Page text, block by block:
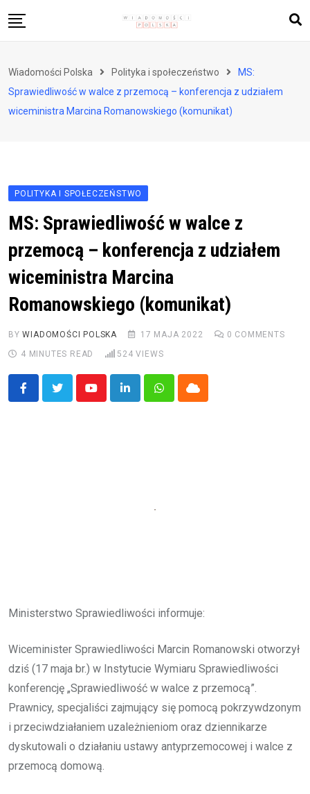
to
Zdrowie i styl życia
Polityka i społeczeństwo
Wiadomości Polska Polityka i społeczeństwo
MS:
Sprawiedliwość w walce z przemocą – konferencja z udziałem
wiceministra Marcina Romanowskiego (komunikat)
POLITYKA I SPOŁECZEŃSTWO
MS: Sprawiedliwość w walce z
przemocą – konferencja z udziałem
wiceministra Marcina
Romanowskiego (komunikat)
BYWIADOMOŚCI POLSKA 17 MAJA 2022 0 COMMENTS
4 MINUTES READ
524 VIEWS
YoutubeLinkedInWhatsappCloud
Ministerstwo Sprawiedliwości informuje:
Wiceminister Sprawiedliwości Marcin Romanowski otworzył
dziś (17 maja br.) w Instytucie Wymiaru Sprawiedliwości
konferencję „Sprawiedliwość w walce z przemocą”.
Prawnicy, specjaliści zajmujący się pomocą pokrzywdzonym
i przeciwdziałaniem uzależnieniom oraz dziennikarze
dyskutowali o działaniu ustawy antyprzemocowej i walce z
przemocą domową.